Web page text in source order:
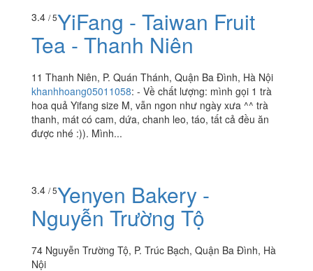
3.4/ 5YiFang - Taiwan Fruit
Tea - Thanh Niên
11 Thanh Niên, P. Quán Thánh, Quận Ba Đình, Hà Nội
được nhé :)). Mình...